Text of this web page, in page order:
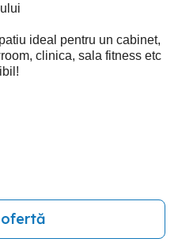
ideal pentru un cabinet,
clinica, sala fitness etc
ofertă